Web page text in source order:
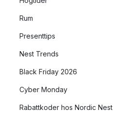
Rum
Presenttips
Nest Trends
Black Friday 2026
Cyber Monday
Rabattkoder hos Nordic Nest